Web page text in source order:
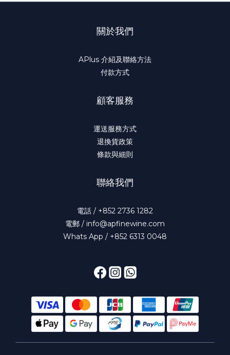
關於我們
APlus 介紹及聯絡方法
付款方式
顧客服務
運送服務方式
退換貨政策
條款與細則
聯絡我們
電話 / +852 2736 1282
電郵 / info@apfinewine.com
Whats App / +852 6313 0048